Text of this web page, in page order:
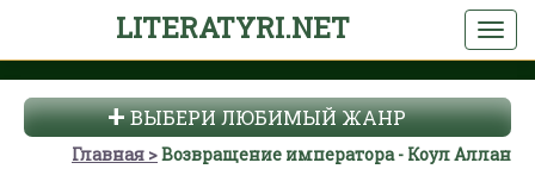
LITERATYRI.NET
ВЫБЕРИ ЛЮБИМЫЙ ЖАНР
Главная Возвращение императора - Коул Аллан